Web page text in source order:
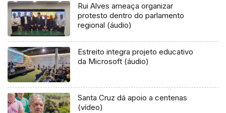
Rui Alves ameaça organizar
protesto dentro do parlamento
regional (áudio)
Estreito integra projeto educativo
da Microsoft (áudio)
Santa Cruz dá apoio a centenas
(vídeo)